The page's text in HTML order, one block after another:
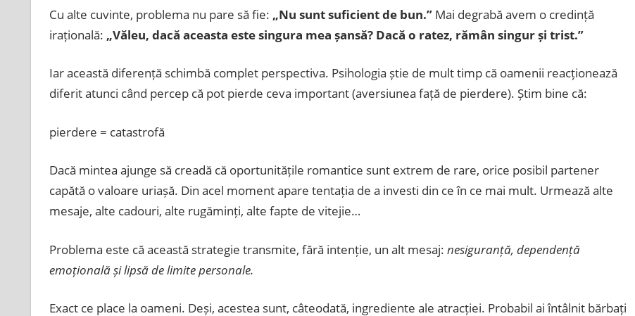
Cu alte cuvinte, problema nu pare să fie: „Nu sunt suficient de bun.” Mai degrabă avem o credință
irațională: „Văleu, dacă aceasta este singura mea șansă? Dacă o ratez, rămân singur și trist.”
Iar această diferență schimbă complet perspectiva. Psihologia știe de mult timp că oamenii reacționează
diferit atunci când percep că pot pierde ceva important (aversiunea față de pierdere). Știm bine că:
pierdere = catastrofă
Dacă mintea ajunge să creadă că oportunitățile romantice sunt extrem de rare, orice posibil partener
capătă o valoare uriașă. Din acel moment apare tentația de a investi din ce în ce mai mult. Urmează alte
mesaje, alte cadouri, alte rugăminți, alte fapte de vitejie…
Problema este că această strategie transmite, fără intenție, un alt mesaj: nesiguranță, dependență
emoțională și lipsă de limite personale.
Exact ce place la oameni. Deși, acestea sunt, câteodată, ingrediente ale atracției. Probabil ai întâlnit bărbați